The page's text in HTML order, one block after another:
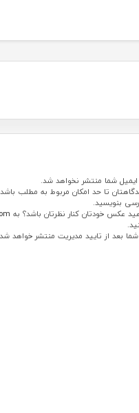
شما منتشر نخواهد شد.
تا حد امکان مربوط به مطلب
بنویسید.
عکس خودتان کنار نظرتان باشد؟ به
بعد از تایید مدیریت منتشر خواهد شد